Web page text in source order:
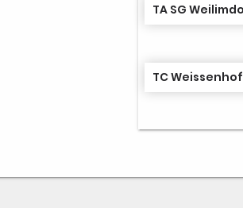
TA SG
TC Weissenhof